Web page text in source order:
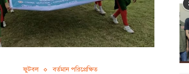
ফুটবল বর্তমান পরিপ্রেক্ষিত